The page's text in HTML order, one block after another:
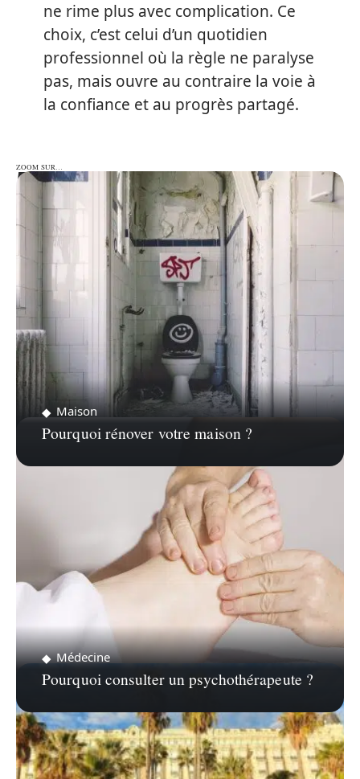
ne rime plus avec complication. Ce
choix, c’est celui d’un quotidien
professionnel où la règle ne paralyse
pas, mais ouvre au contraire la voie à
la confiance et au progrès partagé.
ZOOM SUR…
ZOOM SUR…
Maison
Pourquoi rénover votre maison ?
Médecine
Pourquoi consulter un psychothérapeute ?